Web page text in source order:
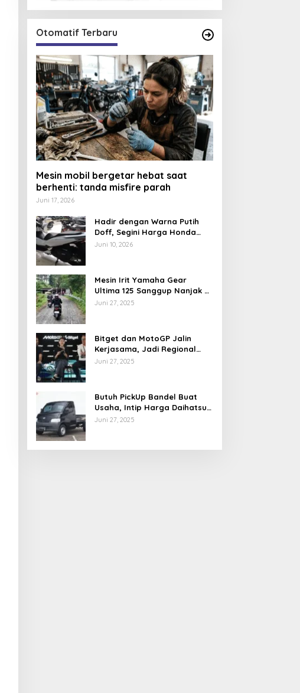
Otomatif Terbaru
Mesin mobil bergetar hebat saat
berhenti: tanda misfire parah
Juni 17, 2026
Hadir dengan Warna Putih
Doff, Segini Harga Honda
PCX 160 CBS 2026
Juni 10, 2026
Mesin Irit Yamaha Gear
Ultima 125 Sanggup Nanjak di
TOL Khayangan via Krakalan?
Juni 27, 2025
Bitget dan MotoGP Jalin
Kerjasama, Jadi Regional
Partner MotoGP Mandalika
Juni 27, 2025
Butuh PickUp Bandel Buat
Usaha, Intip Harga Daihatsu
Gran Max Juni 2025
Juni 27, 2025